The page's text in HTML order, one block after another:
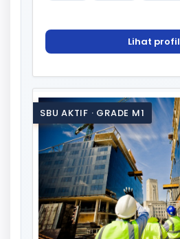
Lihat profil
SBU AKTIF · GRADE M1